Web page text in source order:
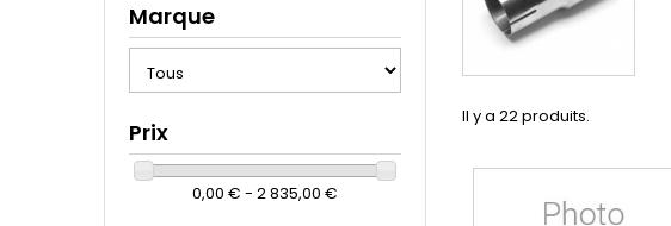
Marque
Prix
0,00 € - 2 835,00 €
Il y a 22 produits.